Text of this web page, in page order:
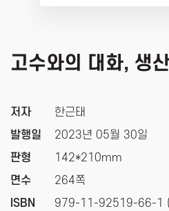
고수와의 대화, 생
저자
발행일
판형
면수
ISBN
한근태
2023년 05월 30일
142*210mm
264쪽
979-11-92519-66-1